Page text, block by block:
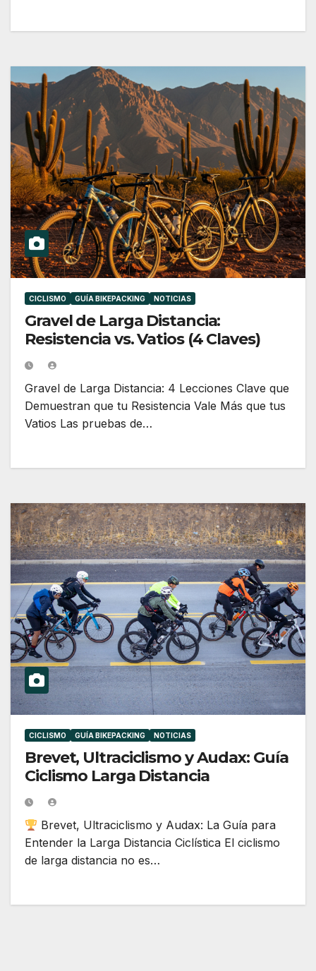
CICLISMO GUÍA BIKEPACKING NOTICIAS
Gravel de Larga Distancia:
Resistencia vs. Vatios (4 Claves)
Gravel de Larga Distancia: 4 Lecciones Clave que
Demuestran que tu Resistencia Vale Más que tus
Vatios Las pruebas de…
CICLISMO GUÍA BIKEPACKING NOTICIAS
Brevet, Ultraciclismo y Audax: Guía
Ciclismo Larga Distancia
Brevet, Ultraciclismo y Audax: La Guía para
Entender la Larga Distancia Ciclística El ciclismo
de larga distancia no es…